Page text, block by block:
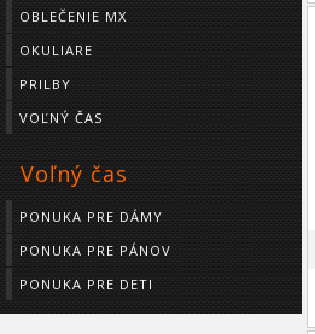
OBLEČENIE MX
OKULIARE
PRILBY
VOĽNÝ ČAS
Voľný čas
PONUKA PRE DÁMY
PONUKA PRE PÁNOV
PONUKA PRE DETI